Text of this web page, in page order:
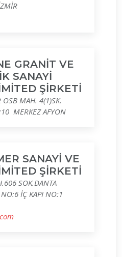
GRANİT VE
SANAYİ
ŞİRKETİ
OSB MAH. 4(1)SK.
MERKEZ AFYON
SANAYİ VE
ŞİRKETİ
SOK.DANTA
NO:6 İÇ KAPI NO:1